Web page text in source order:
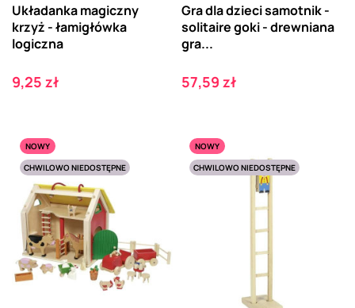
Układanka magiczny
krzyż - łamigłówka
logiczna
Cena
9,25 zł
Gra dla dzieci samotnik -
solitaire goki - drewniana
gra...
Cena
57,59 zł
NOWY
CHWILOWO NIEDOSTĘPNE
NOWY
CHWILOWO NIEDOSTĘPNE